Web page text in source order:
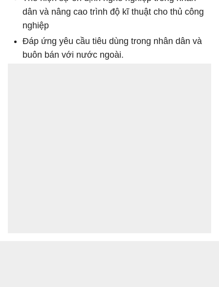
dân và nâng cao trình độ kĩ thuật cho thủ công
nghiệp
Đáp ứng yêu cầu tiêu dùng trong nhân dân và
buôn bán với nước ngoài.